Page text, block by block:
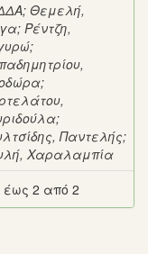
; Θεμελή,
; Ρέντζη,
;
;
;
Παντελής;
Χαραλαμπία
2 από 2